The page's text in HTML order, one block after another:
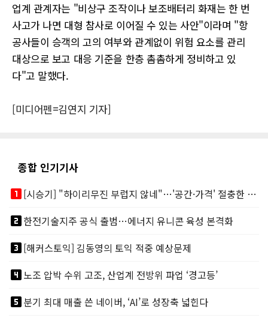
업계 관계자는 "비상구 조작이나 보조배터리 화재는 한 번
사고가 나면 대형 참사로 이어질 수 있는 사안"이라며 "항
공사들이 승객의 고의 여부와 관계없이 위험 요소를 관리
대상으로 보고 대응 기준을 한층 촘촘하게 정비하고 있
다"고 말했다.
[미디어펜=김연지 기자]
종합 인기기사
looks_one
[시승기] "하이리무진 부럽지 않네"…'공간·가격' 절충한 카니발 하이루프
looks_two한전기술지주 공식 출범…에너지 유니콘 육성 본격화
looks_3[해커스토익] 김동영의 토익 적중 예상문제
looks_4노조 압박 수위 고조, 산업계 전방위 파업 ‘경고등’
looks_5분기 최대 매출 쓴 네이버, ‘AI’로 성장축 넓힌다